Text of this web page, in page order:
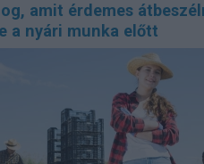
amit érdemes
a nyári munka előtt